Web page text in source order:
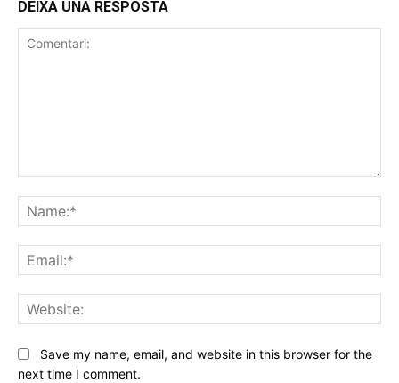
DEIXA UNA RESPOSTA
Save my name, email, and website in this browser for the
next time I comment.